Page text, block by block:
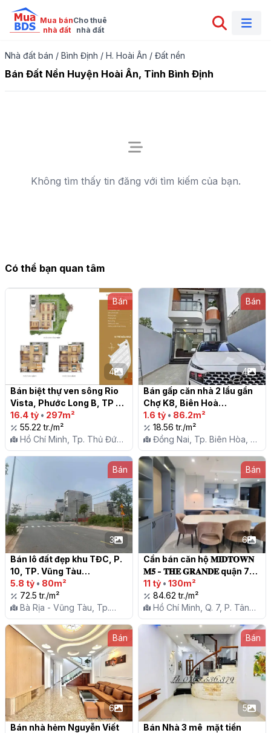
Mua bán
nhà đất
Cho thuê
nhà đất
Nhà đất bán / Bình Định / H. Hoài Ân / Đất nền
Bán Đất Nền Huyện Hoài Ân, Tỉnh Bình Định
Không tìm thấy tin đăng với tìm kiếm của bạn.
Có thể bạn quan tâm
Bán
4
Bán biệt thự ven sông Rio
Vista, Phước Long B, TP
Thủ Đức, DT 154m², 1 trệt 2
lầu, giá 16,4 tỷ TL
16.4 tỷ • 297m²
55.22 tr./m²
Hồ Chí Minh, Tp. Thủ Đức,
P. Phước Long B
Bán
4
Bán gấp căn nhà 2 lầu gần
Chợ K8, Biên Hoà
1.6 tỷ • 86.2m²
18.56 tr./m²
Đồng Nai, Tp. Biên Hòa, P.
Long Bình
Bán
3
Bán lô đất đẹp khu TĐC, P.
10, TP. Vũng Tàu
5.8 tỷ • 80m²
72.5 tr./m²
Bà Rịa - Vũng Tàu, Tp.
Vũng Tàu, P. 10
Bán
6
Cần bán căn hộ 𝐌𝐈𝐃𝐓𝐎𝐖𝐍
𝐌𝟓 - 𝐓𝐇𝐄 𝐆𝐑𝐀𝐍𝐃𝐄 quận 7
11 tỷ • 130m²
84.62 tr./m²
Hồ Chí Minh, Q. 7, P. Tân
Hưng
Bán
6
Bán nhà hẻm Nguyễn Viết
Bán
5
Bán Nhà 3 mê  mặt tiền